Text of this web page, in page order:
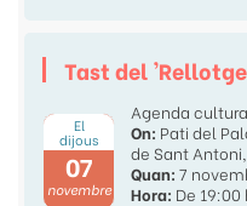
Tast del
El
dijous
07
novembre
Agenda
On: Pati del
de Sant
Quan: 7
Hora: De 19:00